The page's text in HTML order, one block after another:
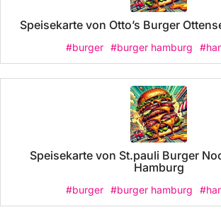
Speisekarte von Otto’s Burger
#burger #burger hamburg
Speisekarte von St.pauli Burger
Hamburg
#burger #burger hamburg